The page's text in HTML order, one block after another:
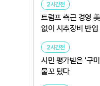
2시간전
트럼프 측근 경영
없이 시추장비 반입
2시간전
시민 평가받은 '구
물꼬 텄다